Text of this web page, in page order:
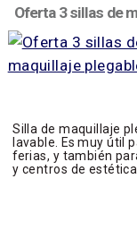
Oferta 3 sillas de
Silla de maquillaje
lavable. Es muy útil
ferias, y también
y centros de estética.